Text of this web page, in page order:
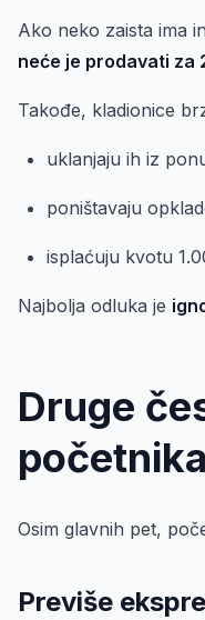
Ako neko zaista ima
neće je prodavati za
Takođe, kladionice
uklanjaju ih iz
poništavaju
isplaćuju kvotu
Najbolja odluka je
Druge
početnika
Osim glavnih pet,
Previše